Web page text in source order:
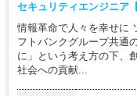
セキュリティエンジニア
情報革命で人々を幸せに
フトバンクグループ共通
に」という考え方の下、
社会への貢献...